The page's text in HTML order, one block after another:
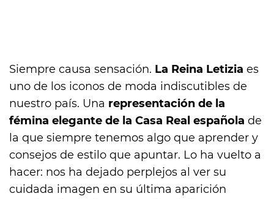
Siempre causa sensación. La Reina Letizia es
uno de los iconos de moda indiscutibles de
nuestro país. Una representación de la
fémina elegante de la Casa Real española de
la que siempre tenemos algo que aprender y
consejos de estilo que apuntar. Lo ha vuelto a
hacer: nos ha dejado perplejos al ver su
cuidada imagen en su última aparición